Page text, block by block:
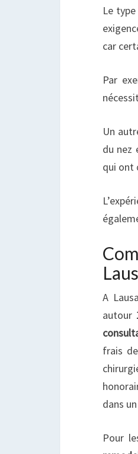
Le
car
Par
Un
du nez
qui ont
A
autour
frais
dans
Pour